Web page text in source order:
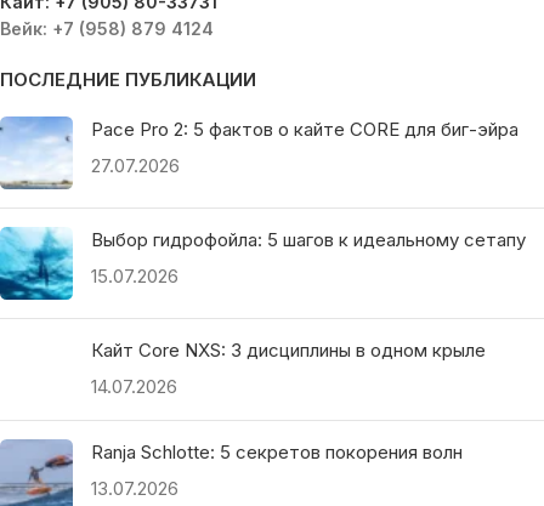
Вейк: +7 (958) 879 4124
ПОСЛЕДНИЕ ПУБЛИКАЦИИ
Pace Pro 2: 5 фактов о кайте CORE для биг-эйра
27.07.2026
Выбор гидрофойла: 5 шагов к идеальному сетапу
15.07.2026
Кайт Core NXS: 3 дисциплины в одном крыле
14.07.2026
Ranja Schlotte: 5 секретов покорения волн
13.07.2026